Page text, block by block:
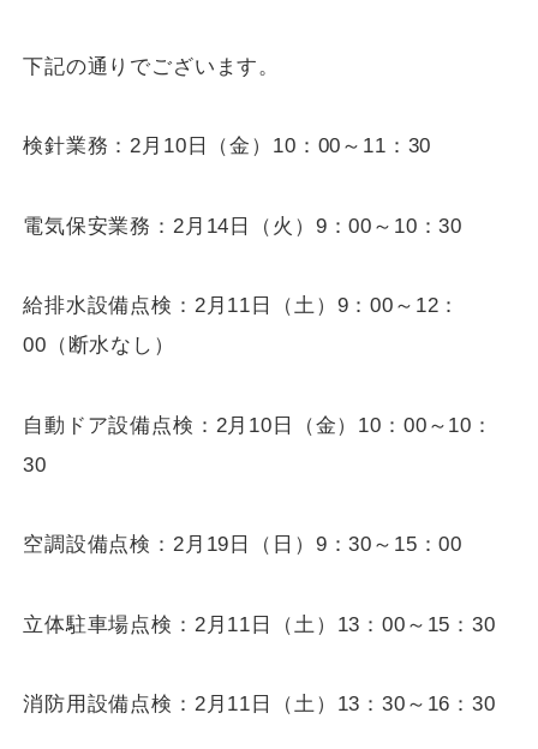
下記の通りでございます。
検針業務：2月 10 日（金） 10 ： 00 ～ 11 ： 30
電気保安業務：2月 14 日（火）9：00 ～ 10 ：30
給排水設備点検：2月 11 日（土）9：00 ～ 12 ：
00（断水なし）
自動ドア設備点検：2月10日（金） 10 ： 00 ～ 10 ：
30
空調設備点検：2月 19 日（日） 9 ：30 ～ 15 ：00
立体駐車場点検：2月 11 日（土） 13 ：00 ～ 15 ：30
消防用設備点検：2月 11 日（土） 13 ：30 ～ 16 ：30